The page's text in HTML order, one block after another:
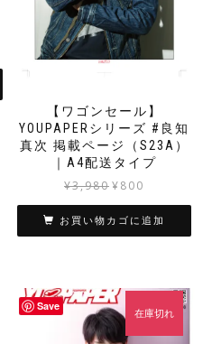
【ワゴンセール】
YOUPAPERシリーズ #良知
真次 掲載ページ（S23A）
｜A4配送タイプ
¥3,980 元
価
格
で
し
¥800
の
価
¥800
で
お買い物カゴに追加
Save
在庫切れ